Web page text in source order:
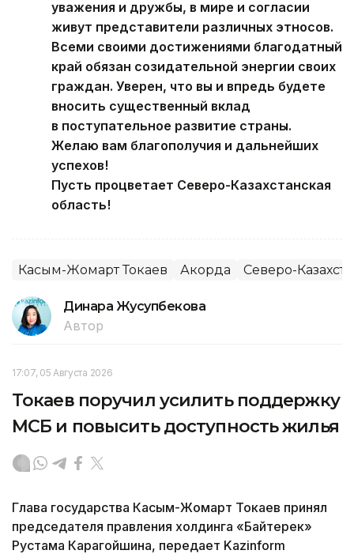
уважения и дружбы, в мире и согласии
живут представители различных этносов.
Всеми своими достижениями благодатный
край обязан созидательной энергии своих
граждан. Уверен, что вы и впредь будете
вносить существенный вклад
в поступательное развитие страны.
Желаю вам благополучия и дальнейших
успехов!
Пусть процветает Северо-Казахстанская
область!
Касым-Жомарт Токаев Акорда Северо-
Динара Жусупбекова
Автор
17:07, 05 Августа 2026
Токаев поручил усилить поддержку
МСБ и повысить доступность жилья
Глава государства Касым-Жомарт Токаев принял
председателя правления холдинга «Байтерек»
Рустама Карагойшина, передает Kazinform